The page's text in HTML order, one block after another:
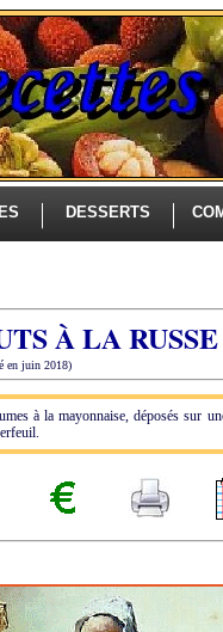
DESSERTS
À LA RUSSE
en juin 2018)
à la mayonnaise, déposés sur